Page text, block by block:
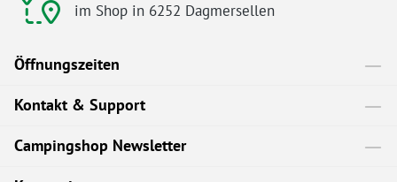
im Shop in 6252 Dagmersellen
Öffnungszeiten
Kontakt & Support
Campingshop Newsletter